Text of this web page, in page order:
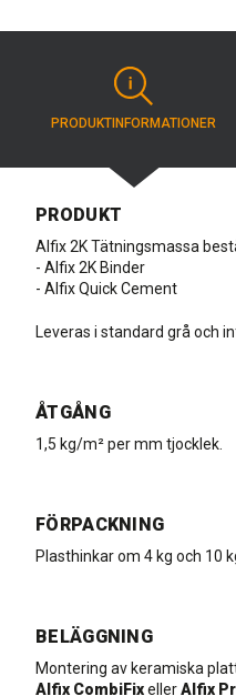
PRODUKT­INFORMATIONER
PRODUKT
Alfix 2K Tätningsmassa
- Alfix 2K Binder
- Alfix Quick Cement
Leveras i standard grå och
ÅTGÅNG
1,5 kg/m² per mm tjocklek.
FÖRPACKNING
Plasthinkar om 4 kg och 10
BELÄGGNING
Montering av keramiska
Alfix CombiFixellerAlfix